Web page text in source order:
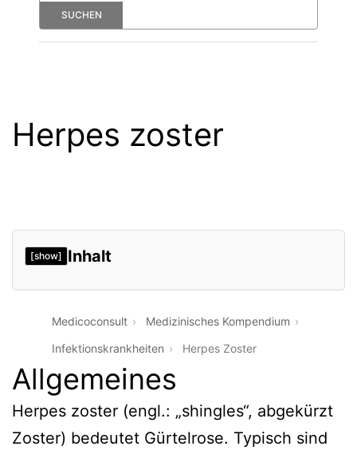
Herpes zoster
[show] Inhalt
Medicoconsult
Medizinisches Kompendium
Infektionskrankheiten
Herpes Zoster
Allgemeines
Herpes zoster (engl.: „shingles“, abgekürzt
Zoster) bedeutet Gürtelrose. Typisch sind